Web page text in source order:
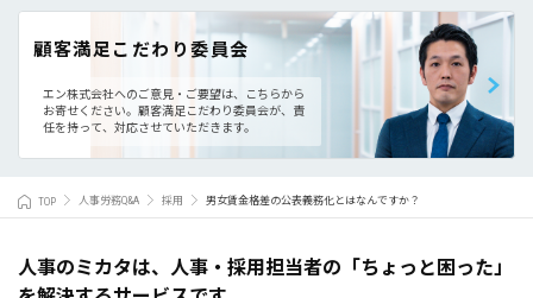
顧客満足こだわり委員会
エン株式会社へのご意見・ご要望は、こちらから
お寄せください。 顧客満足こだわり委員会が、責
任を持って、対応させていただきます。
TOP 人事労務Q&A 採用 男女賃金格差の公表義務化とはなんですか？
人事のミカタは、人事・採用担当者の「ちょっと困った」